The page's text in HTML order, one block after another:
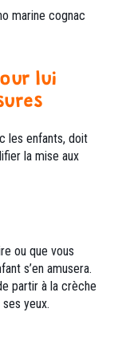
marine cognac
lui
les enfants, doit
la mise aux
ou que vous
s’en amusera.
partir à la crèche
yeux.